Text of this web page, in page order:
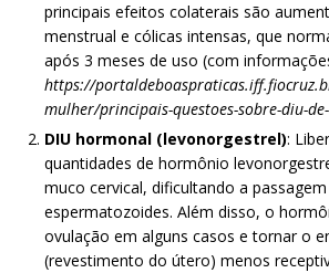
principais efeitos colaterais são
menstrual e cólicas intensas, que
após 3 meses de uso (com
https://
mulher/principais-questoes-sobre-diu-
DIU hormonal (levonorgestrel):
quantidades de hormônio
muco cervical, dificultando a
espermatozoides. Além disso, o
ovulação em alguns casos e tornar o
(revestimento do útero) menos